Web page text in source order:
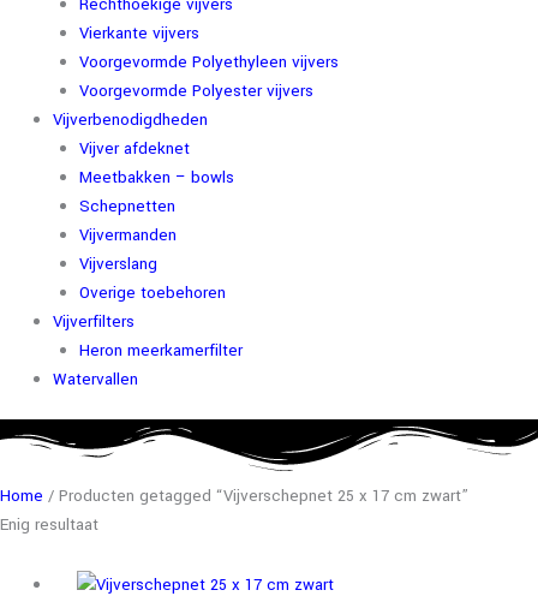
Vierkante vijvers
Voorgevormde Polyethyleen vijvers
Voorgevormde Polyester vijvers
Vijverbenodigdheden
Vijver afdeknet
Meetbakken – bowls
Schepnetten
Vijvermanden
Vijverslang
Overige toebehoren
Vijverfilters
Heron meerkamerfilter
Watervallen
Home / Producten getagged “Vijverschepnet 25 x 17 cm zwart”
Enig resultaat